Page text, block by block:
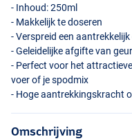
- Inhoud: 250ml
- Makkelijk te doseren
- Verspreid een
- Geleidelijke afgifte van
- Perfect voor het
voer of je spodmix
- Hoge aantrekkingskracht
Omschrijving